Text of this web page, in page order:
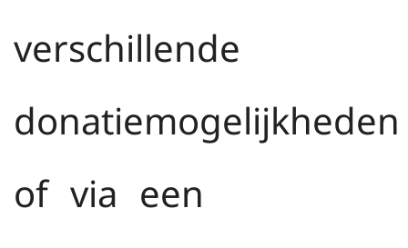
verschillende
donatiemogelijkheden
of via een